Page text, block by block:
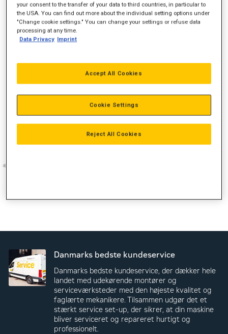
Danmarks bedste kundeservice
Danmarks bedste kundeservice, der dækker hele
landet med udekørende montører og
serviceværksteder med den højeste kvalitet og
faglærte mekanikere. Tilsammen udgør det et
stærkt service set-up, der sikrer, at din maskine
bliver serviceret og repareret hurtigt og
professionelt.
your consent to the transfer of your data to third countries, in particular to
the USA. You can find out more about the individual setting options under
"Change cookie settings." You can change your settings or refuse data
processing at any time.
Data Privacy Imprint
Reject All Cookies
Accept All Cookies
Cookie Settings